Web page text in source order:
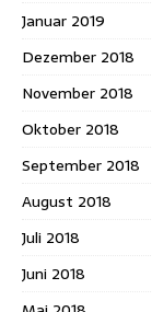
Januar 2019
Dezember 2018
November 2018
Oktober 2018
September 2018
August 2018
Juli 2018
Juni 2018